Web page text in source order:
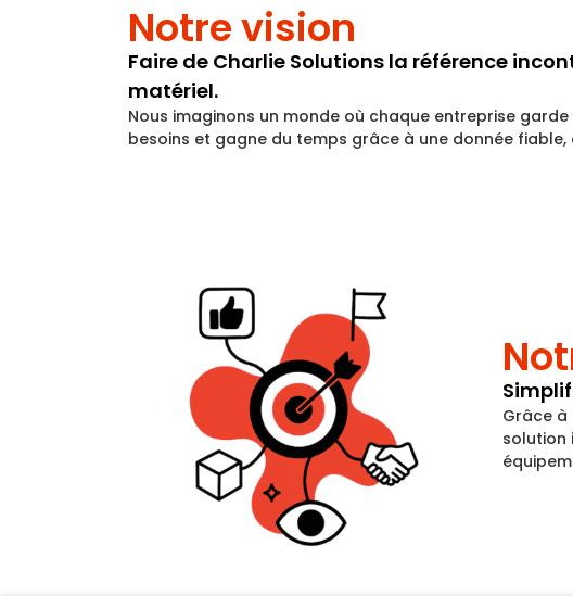
Notre vision
Faire de Charlie Solutions la référence
matériel.
Nous imaginons un monde où chaque entreprise
besoins et gagne du temps grâce à une donnée
Grâce
solution